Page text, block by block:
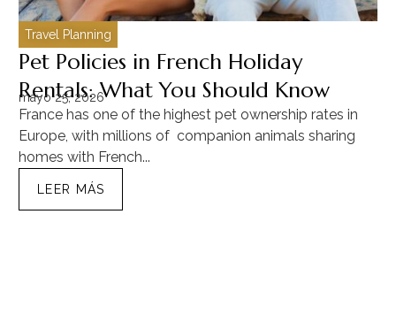
Travel Planning
Pet Policies in French Holiday
Rentals: What You Should Know
mayo 25, 2026
France has one of the highest pet ownership rates in
Europe, with millions of companion animals sharing
homes with French...
LEER MÁS